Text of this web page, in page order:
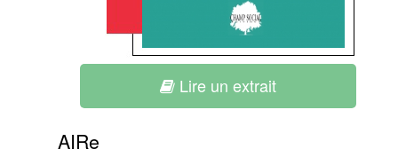
Lire un extrait
AIRe